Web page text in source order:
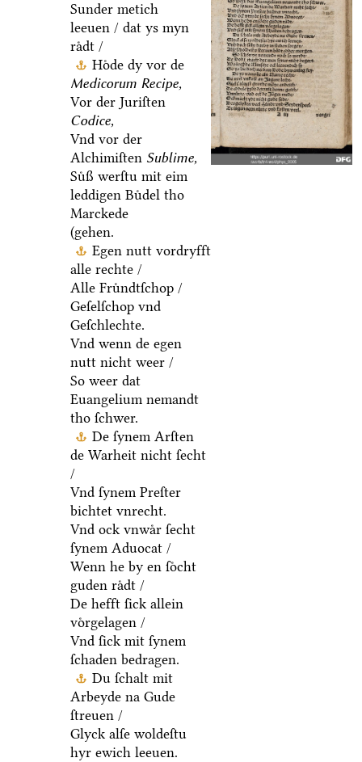
Sunder metich
leeuen / dat ys myn
raͤdt /
Hoͤde dy vor de
Medicorum Recipe,
Vor der Juriſten
Codice,
Vnd vor der
Alchimiſten Sublime,
Suͤß werſtu mit eim
leddigen Buͤdel tho
Marckede
(gehen.
Egen nutt vordryfft
alle rechte /
Alle Fruͤndtſchop /
Geſelſchop vnd
Geſchlechte.
Vnd wenn de egen
nutt nicht weer /
So weer dat
Euangelium nemandt
tho ſchwer.
De ſynem Arſten
de Warheit nicht ſecht
/
Vnd ſynem Preſter
bichtet vnrecht.
Vnd ock vnwaͤr ſecht
ſynem Aduocat /
Wenn he by en ſoͤcht
guden raͤdt /
De hefft ſick allein
voͤrgelagen /
Vnd ſick mit ſynem
ſchaden bedragen.
Du ſchalt mit
Arbeyde na Gude
ſtreuen /
Glyck alſe woldeſtu
hyr ewich leeuen.